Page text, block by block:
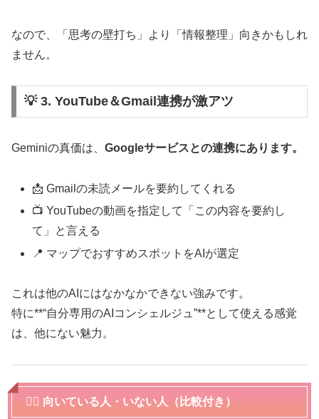
なので、「思考の壁打ち」より「情報整理」向きかもしれ
ません。
💡 3. YouTube＆Gmail連携が激アツ
Geminiの真価は、 Googleサービスとの連携にあります。
📩 Gmailの未読メールを要約してくれる
📺 YouTubeの動画を指定して「この内容を要約し
て」と言える
📍 マップでおすすめスポットをAIが選定
これは他のAIにはなかなかできない強みです。
特に**“自分専用のAIコンシェルジュ”**として使える感覚
は、他にない魅力。
🙋‍♂️ 向いている人・いない人（比較付き）